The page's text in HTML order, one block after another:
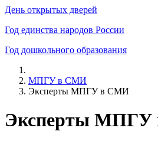
День открытых дверей
Год единства народов России
Год дошкольного образования
МПГУ в СМИ
Эксперты МПГУ в СМИ
Эксперты